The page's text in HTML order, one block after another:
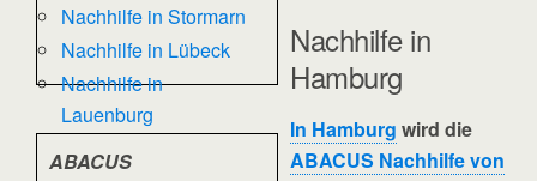
Nachhilfe in Stormarn
Nachhilfe in Lübeck
Nachhilfe in
Lauenburg
ABACUS
Nachhilfe in
Hamburg
In Hamburg wird die
ABACUS Nachhilfe von